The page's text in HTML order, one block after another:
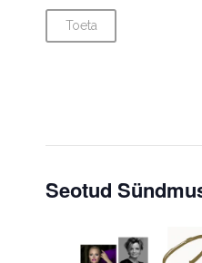
Toeta
Seotud